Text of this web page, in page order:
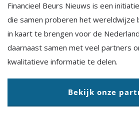
Financieel Beurs Nieuws is een
die samen proberen het wereldwijze
in kaart te brengen voor de
daarnaast samen met veel partners
kwalitatieve informatie te delen.
Bekijk onze